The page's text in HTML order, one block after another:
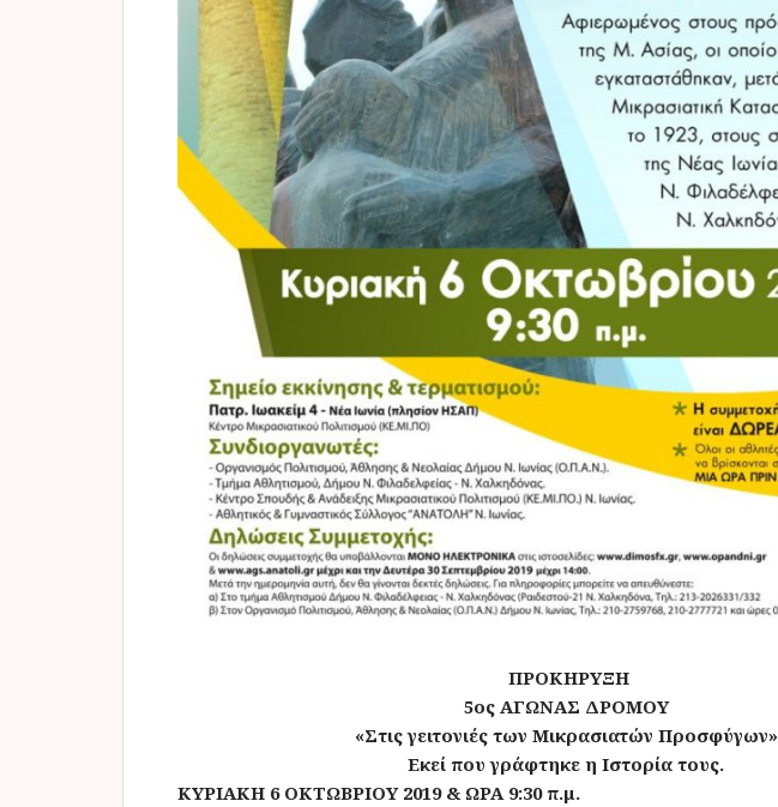
ΠΡΟΚΗΡΥΞΗ
5ος ΑΓΩΝΑΣ ΔΡΟΜΟΥ
«Στις γειτονιές των Μικρασιατών Προσφύγων»
Εκεί που γράφτηκε η Ιστορία τους.
ΚΥΡΙΑΚΗ 6 ΟΚΤΩΒΡΙΟΥ 2019 & ΩΡΑ 9:30 π.μ.